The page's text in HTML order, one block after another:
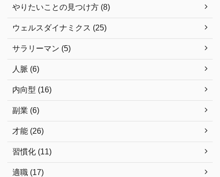
やりたいことの見つけ方 (8)
ウェルスダイナミクス (25)
サラリーマン (5)
人脈 (6)
内向型 (16)
副業 (6)
才能 (26)
習慣化 (11)
適職 (17)